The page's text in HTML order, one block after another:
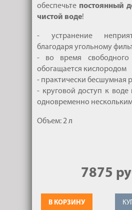
обеспечьте постоянный
чистой воде!
- устранение
благодаря угольному
- во время свободного
обогащается кислородом
- практически бесшумная
- круговой доступ к воде
одновременно
Объем: 2 л
7875
В КОРЗИНУ